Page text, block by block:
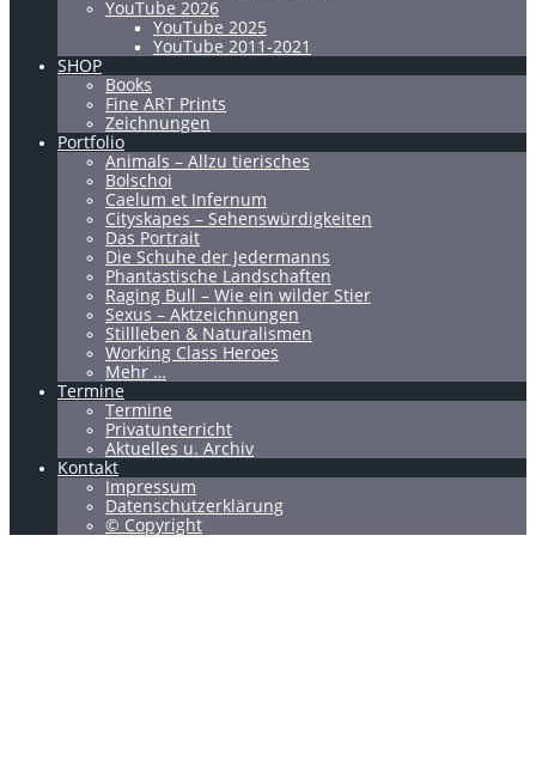
YouTube 2026
YouTube 2025
YouTube 2011-2021
SHOP
Books
Fine ART Prints
Zeichnungen
Portfolio
Animals – Allzu tierisches
Bolschoi
Caelum et Infernum
Cityskapes – Sehenswürdigkeiten
Das Portrait
Die Schuhe der Jedermanns
Phantastische Landschaften
Raging Bull – Wie ein wilder Stier
Sexus – Aktzeichnungen
Stillleben & Naturalismen
Working Class Heroes
Mehr …
Termine
Termine
Privatunterricht
Aktuelles u. Archiv
Kontakt
Impressum
Datenschutzerklärung
© Copyright